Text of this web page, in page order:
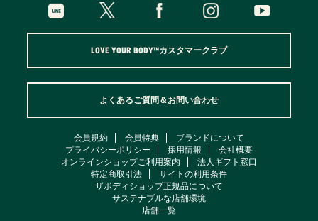
LOVE YOUR BODY™カスタマークラブ
よくあるご質問＆お問い合わせ
会員規約 会員特典
ブランドについて
プライバシーポリシー
採用情報
会社概要
オンラインショップご利用案内
法人ギフト窓口
特定商取引法
サイトの利用条件
ザボディショップ正規品について
サステナブルな店舗環境
店舗一覧